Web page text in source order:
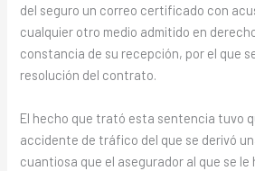
del seguro un correo certificado con
cualquier otro medio admitido en
constancia de su recepción, por el que
resolución del contrato.
El hecho que trató esta sentencia tuvo
accidente de tráfico del que se derivó
cuantiosa que el asegurador al que se